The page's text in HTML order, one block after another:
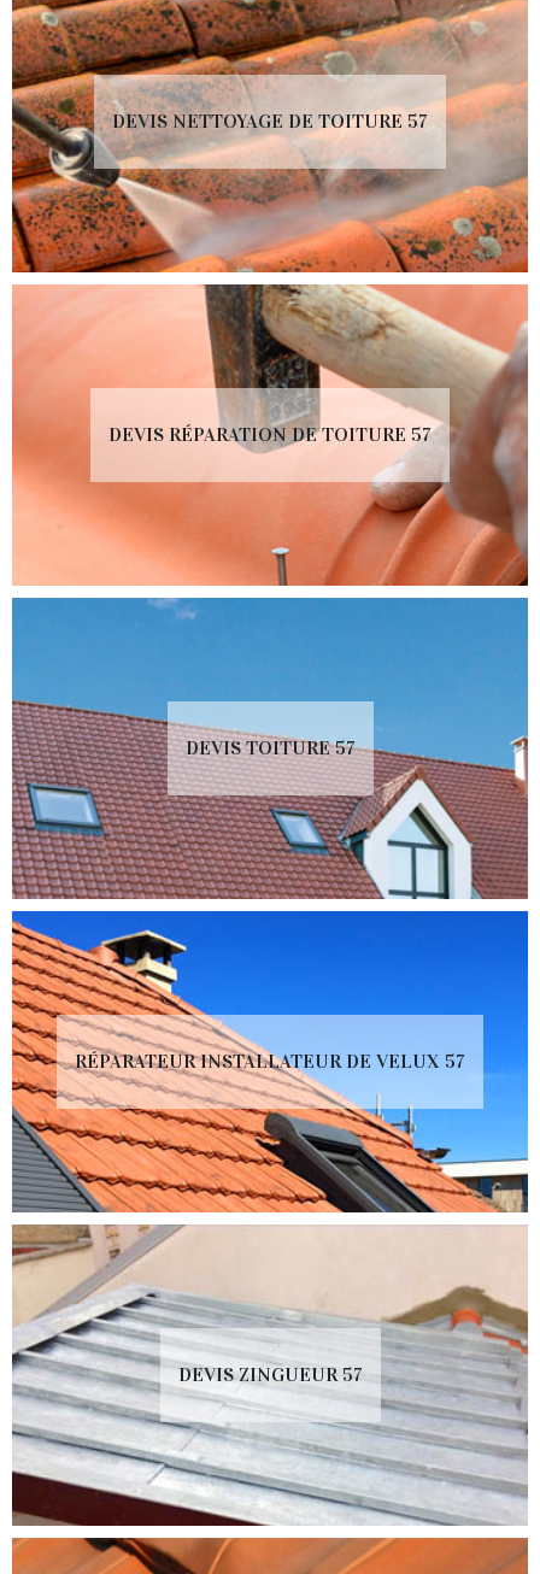
DEVIS NETTOYAGE DE TOITURE 57
DEVIS RÉPARATION DE TOITURE 57
DEVIS TOITURE 57
RÉPARATEUR INSTALLATEUR DE VELUX 57
DEVIS ZINGUEUR 57